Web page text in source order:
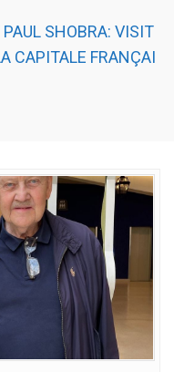
SHOBRA: VISIT
CAPITALE FRANÇAI